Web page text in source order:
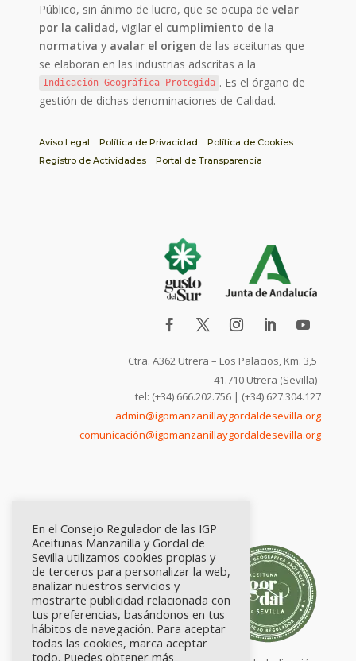
Público, sin ánimo de lucro, que se ocupa develar
por la calidad, vigilar el cumplimiento de la
normativa y avalar el origen de las aceitunas que
se elaboran en las industrias adscritas a la
Indicación Geográfica Protegida . Es el órgano de
gestión de dichas denominaciones de Calidad.
Aviso Legal Política de Privacidad
Política de Cookies
Registro de Actividades
Portal de Transparencia
Ctra. A362 Utrera – Los Palacios, Km. 3,5
41.710 Utrera (Sevilla)
tel: (+34) 666.202.756 | (+34) 627.304.127
admin@igpmanzanillaygordaldesevilla.org
comunicación@igpmanzanillaygordaldesevilla.org
En el Consejo Regulador de las IGP
Aceitunas Manzanilla y Gordal de
Sevilla utilizamos cookies propias y
de terceros para personalizar la web,
analizar nuestros servicios y
mostrarte publicidad relacionada con
tus preferencias, basándonos en tus
hábitos de navegación. Para aceptar
todas las cookies, marca aceptar
todo. Puedes obtener más